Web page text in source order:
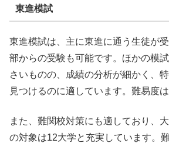
東進模試
東進模試は、主に東進に通う生徒が
部からの受験も可能です。ほかの模
さいものの、成績の分析が細かく、
見つけるのに適しています。難易度は
また、難関校対策にも適しており、
の対象は12大学と充実しています。